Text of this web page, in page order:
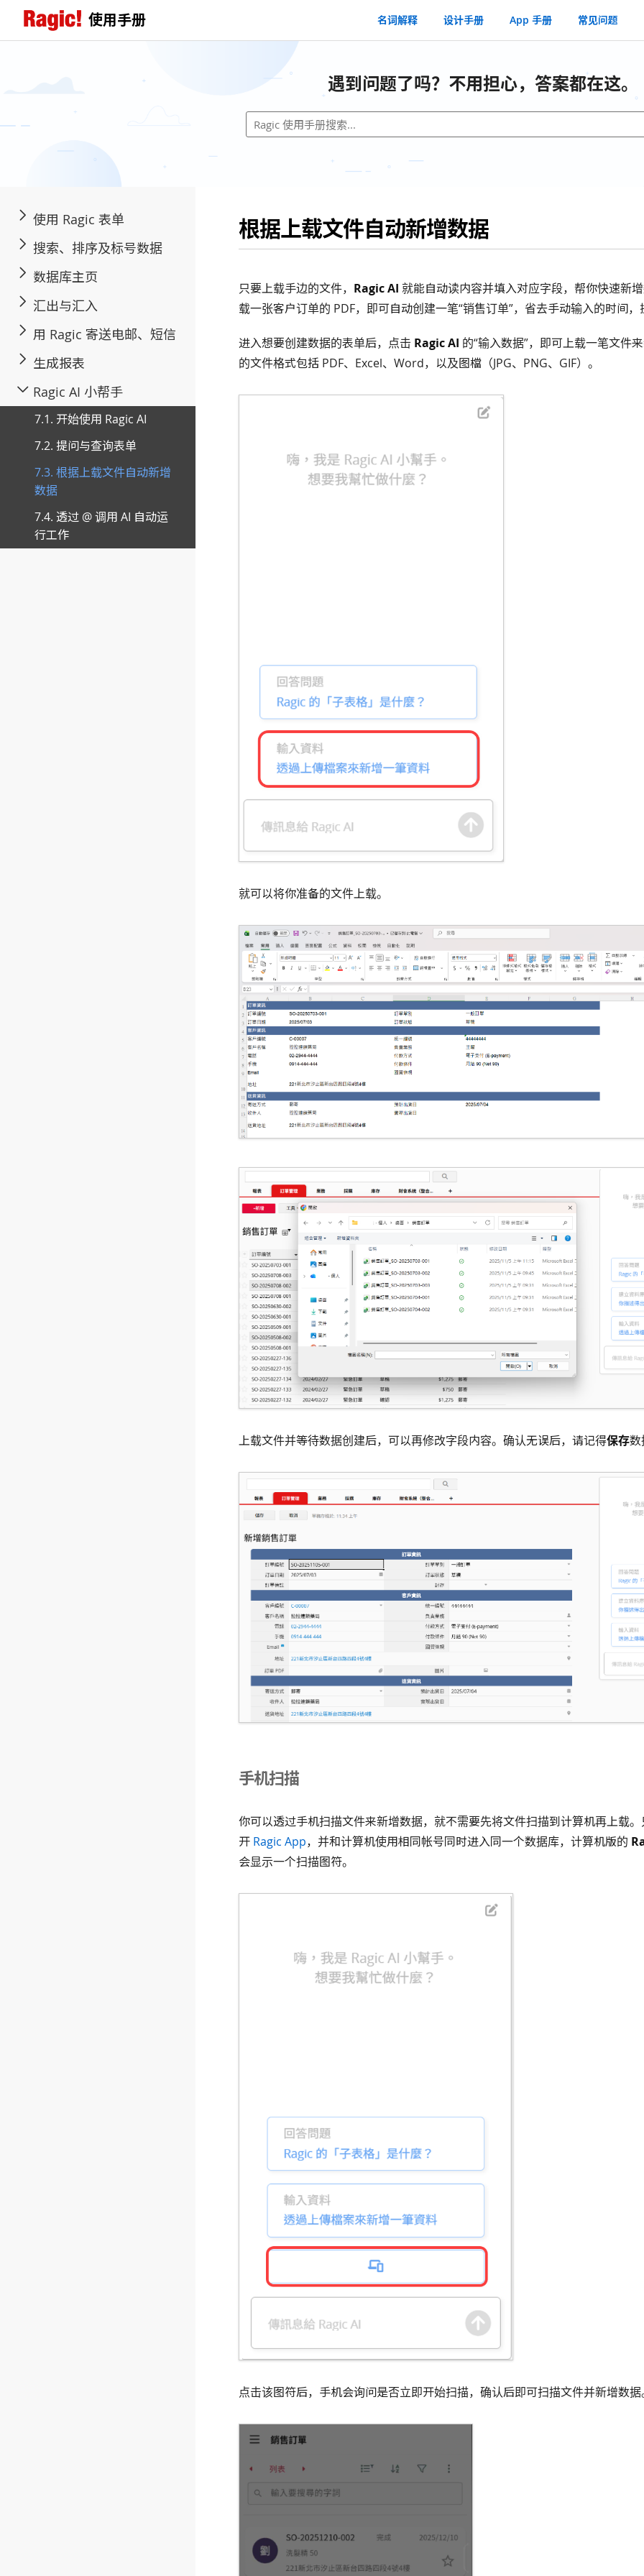
使用手册 名词解释 设计手册 App 手册 常见问题
遇到问题了吗？不用担心，答案都在这。
使用 Ragic 表单
搜索、排序及标号数据
数据库主页
汇出与汇入
用 Ragic 寄送电邮、短信
生成报表
Ragic AI 小帮手
7.1. 开始使用 Ragic AI
7.2. 提问与查询表单
7.3. 根据上载文件自动新增
数据
7.4. 透过 @ 调用 AI 自动运
行工作
根据上载文件自动新增数据
只要上载手边的文件， Ragic AI 就能自动读内容并填入对应字段，帮你快速新
载一张客户订单的 PDF，即可自动创建一笔“销售订单”，省去手动输入的时间
进入想要创建数据的表单后，点击 Ragic AI 的“输入数据”，即可上载一笔文件
的文件格式包括 PDF、Excel、Word，以及图檔（JPG、PNG、GIF）。
就可以将你准备的文件上载。
上载文件并等待数据创建后，可以再修改字段内容。确认无误后，请记得保存数
手机扫描
你可以透过手机扫描文件来新增数据，就不需要先将文件扫描到计算机再上载
开 Ragic App，并和计算机使用相同帐号同时进入同一个数据库，计算机版的
会显示一个扫描图符。
点击该图符后，手机会询问是否立即开始扫描，确认后即可扫描文件并新增数据